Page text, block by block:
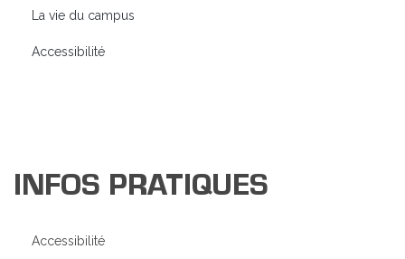
La vie du campus
Accessibilité
INFOS PRATIQUES
Accessibilité